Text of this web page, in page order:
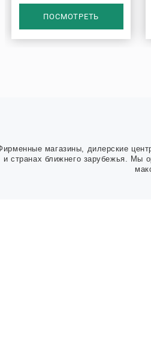
ПОСМОТРЕТЬ
магазины, дилерские
и странах ближнего зарубежья. Мы